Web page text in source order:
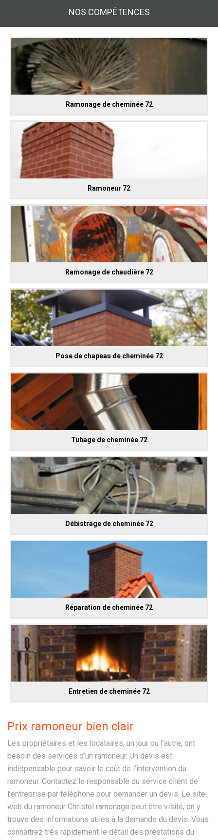
NOS COMPÉTENCES
Ramonage de cheminée 72
Ramoneur 72
Ramonage de chaudière 72
Pose de chapeau de cheminée 72
Tubage de cheminée 72
Débistrage de cheminée 72
Réparation de cheminée 72
Entretien de cheminée 72
Prix ramoneur bien clair
Les propriétaires et les locataires, un jour ou l’autre, ont
besoin des services d’un ramoneur. Un devis est
indispensable pour savoir le coût de l’intervention du
ramoneur. Contactez le responsable du service client de
l’entreprise par téléphone pour demander un devis. Le site
web du ramoneur Christol ramonage peut être visité, on y
trouve des informations utiles à la demande du devis. Vous
connaitrez très rapidement le détail des prestations du